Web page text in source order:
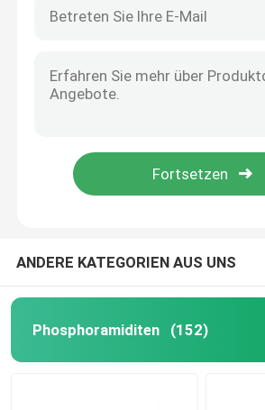
ANDERE KATEGORIEN AUS UNS
Phosphoramiditen (152)